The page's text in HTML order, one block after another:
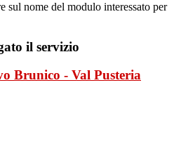
sul nome del modulo interessato per
il servizio
Brunico - Val Pusteria